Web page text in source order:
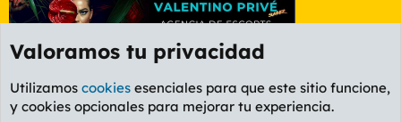
Foro General
Valoramos tu privacidad
Utilizamos cookies esenciales para que este sitio funcione,
y cookies opcionales para mejorar tu experiencia.